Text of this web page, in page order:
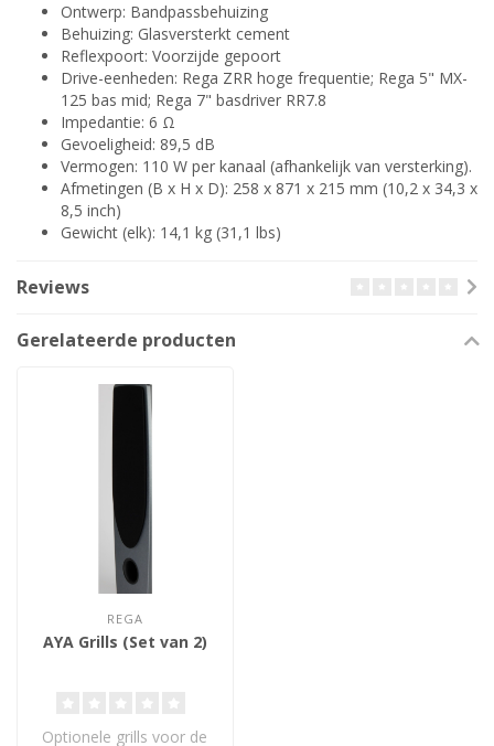
Ontwerp: Bandpassbehuizing
Behuizing: Glasversterkt cement
Reflexpoort: Voorzijde gepoort
Drive-eenheden: Rega ZRR hoge frequentie; Rega 5" MX-
125 bas mid; Rega 7" basdriver RR7.8
Impedantie: 6 Ω
Gevoeligheid: 89,5 dB
Vermogen: 110 W per kanaal (afhankelijk van versterking).
Afmetingen (B x H x D): 258 x 871 x 215 mm (10,2 x 34,3 x
8,5 inch)
Gewicht (elk): 14,1 kg (31,1 lbs)
Reviews
Gerelateerde producten
REGA
AYA Grills (Set van 2)
Optionele grills voor de